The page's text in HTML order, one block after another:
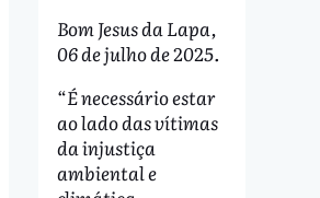
Bom Jesus da Lapa,
06 de julho de 2025.
“É necessário estar
ao lado das vítimas
da injustiça
ambiental e